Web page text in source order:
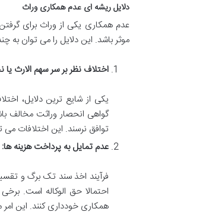
دلایل ریشه ای عدم همکاری وراث
عدم همکاری یکی از وراث برای
موثر باشد. این دلایل را می توان به
اختلاف نظر بر سر سهم الارث
یکی از شایع ترین دلایل،
گواهی انحصار وراثت مخالف
توافق نرسند. این اختلافات
عدم تمایل به پرداخت هزینه ها:
فرآیند اخذ سند تک برگ و
احتمالا حق الوکاله است.
همکاری خودداری کنند. این